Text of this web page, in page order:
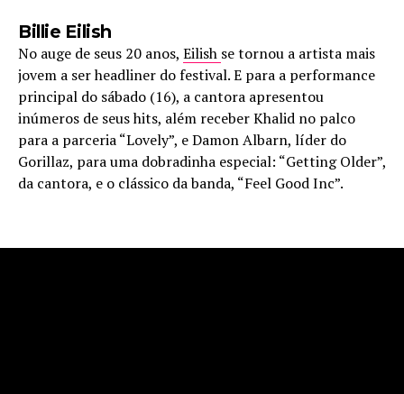
Billie Eilish
No auge de seus 20 anos, Eilish se tornou a artista mais
jovem a ser headliner do festival. E para a performance
principal do sábado (16), a cantora apresentou
inúmeros de seus hits, além receber Khalid no palco
para a parceria “Lovely”, e Damon Albarn, líder do
Gorillaz, para uma dobradinha especial: “Getting Older”,
da cantora, e o clássico da banda, “Feel Good Inc”.